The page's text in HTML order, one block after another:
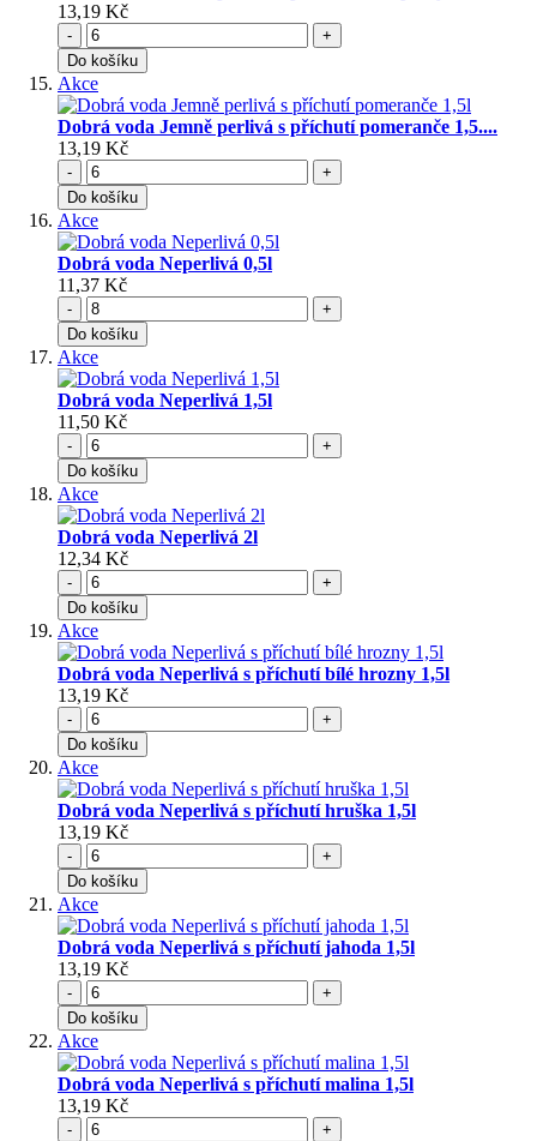
13,19 Kč
-
+
Do košíku
Akce
Dobrá voda Jemně perlivá s příchutí pomeranče 1,5....
13,19 Kč
-
+
Do košíku
Akce
Dobrá voda Neperlivá 0,5l
11,37 Kč
-
+
Do košíku
Akce
Dobrá voda Neperlivá 1,5l
11,50 Kč
-
+
Do košíku
Akce
Dobrá voda Neperlivá 2l
12,34 Kč
-
+
Do košíku
Akce
Dobrá voda Neperlivá s příchutí bílé hrozny 1,5l
13,19 Kč
-
+
Do košíku
Akce
Dobrá voda Neperlivá s příchutí hruška 1,5l
13,19 Kč
-
+
Do košíku
Akce
Dobrá voda Neperlivá s příchutí jahoda 1,5l
13,19 Kč
-
+
Do košíku
Akce
Dobrá voda Neperlivá s příchutí malina 1,5l
13,19 Kč
-
+